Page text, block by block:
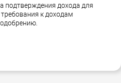
подтверждения дохода для
к доходам